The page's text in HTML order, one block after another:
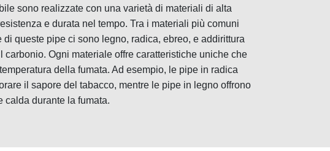
sono realizzate con una varietà di materiali di alta
e durata nel tempo. Tra i materiali più comuni
queste pipe ci sono legno, radica, ebreo, e addirittura
carbonio. Ogni materiale offre caratteristiche uniche che
della fumata. Ad esempio, le pipe in radica
il sapore del tabacco, mentre le pipe in legno offrono
calda durante la fumata.